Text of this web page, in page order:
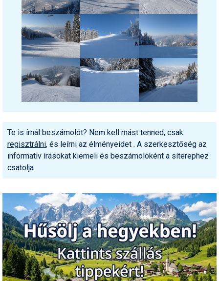
Te is írnál beszámolót? Nem kell mást tenned, csak
regisztrálni, és leírni az élményeidet . A szerkesztőség az
informatív írásokat kiemeli és beszámolóként a síterephez
csatolja.